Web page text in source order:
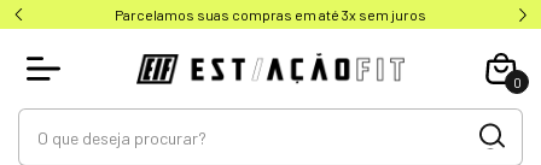
Parcelamos suas compras em até 3x sem juros
0